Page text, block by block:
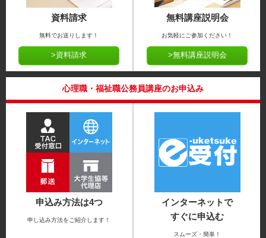
資料請求
無料でお送りします！
>資料請求
無料講座説明会
お気軽にご参加ください！
>無料講座説明会
心理職・福祉職公務員講座のお申込み
申込み方法は4つ
申し込み方法をご紹介します！
インターネットで
すぐに申込む
スムーズ・簡単！